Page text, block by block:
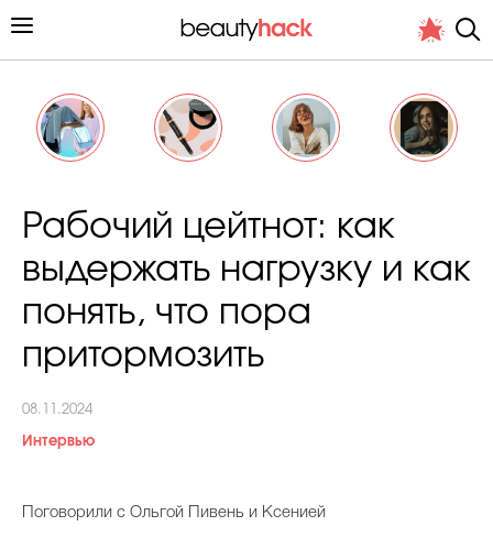
Личный опыт
Косметичка профи
Рабочий цейтнот: как
выдержать нагрузку и как
понять, что пора
притормозить
08.11.2024
Интервью
Поговорили с Ольгой Пивень и Ксенией